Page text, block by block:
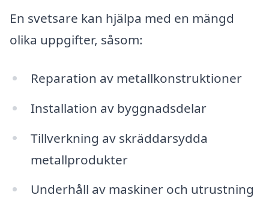
En svetsare kan hjälpa med en mängd
olika uppgifter, såsom:
Reparation av metallkonstruktioner
Installation av byggnadsdelar
Tillverkning av skräddarsydda
metallprodukter
Underhåll av maskiner och utrustning